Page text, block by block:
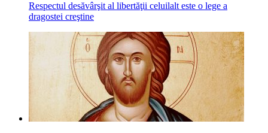
Respectul desăvârşit al libertăţii celuilalt este o lege a
dragostei creştine